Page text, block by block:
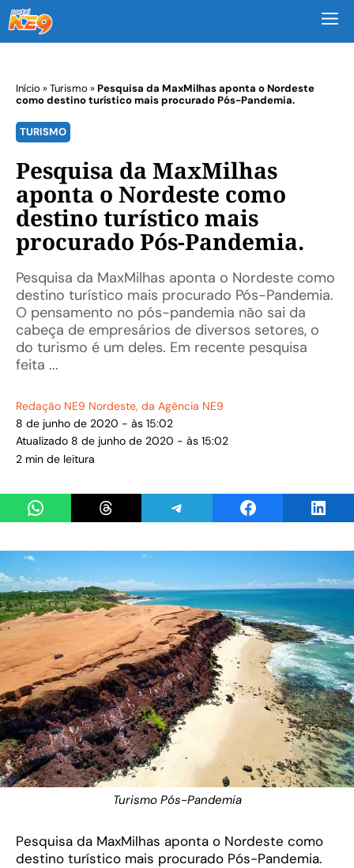
Início »Turismo »Pesquisa da MaxMilhas aponta o Nordeste
como destino turístico mais procurado Pós-Pandemia.
TURISMO
Pesquisa da MaxMilhas
aponta o Nordeste como
destino turístico mais
procurado Pós-Pandemia.
Pesquisa da MaxMilhas aponta o Nordeste como
destino turístico mais procurado Pós-Pandemia.
O pensamento no pós-pandemia não sai da
cabeça de empresários de diversos setores, o
do turismo é um deles. Em recente pesquisa
feita ...
Redação NE9 Nordeste, da Agência NE9
8 de junho de 2020 - às 15:02
Atualizado 8 de junho de 2020 - às 15:02
2 min de leitura
Share on WhatsAppShare on ThreadsShare on TelegramShare on Facebook
Turismo Pós-Pandemia
Pesquisa da MaxMilhas aponta o Nordeste como
destino turístico mais procurado Pós-Pandemia.